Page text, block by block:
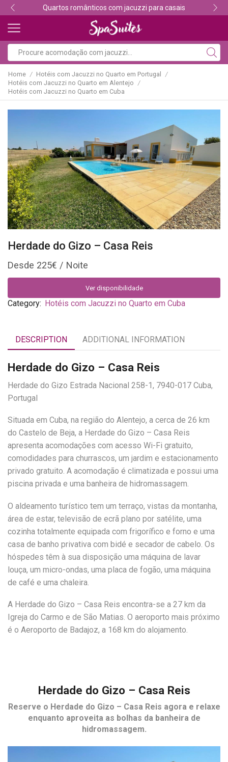
Quartos românticos com jacuzzi para casais
Home / Hotéis com Jacuzzi no Quarto em Portugal /
Hotéis com Jacuzzi no Quarto em Alentejo /
Hotéis com Jacuzzi no Quarto em Cuba
Herdade do Gizo – Casa Reis
225€
Ver disponibilidade
Category: Hotéis com Jacuzzi no Quarto em Cuba
DESCRIPTION ADDITIONAL INFORMATION
Herdade do Gizo – Casa Reis
Herdade do Gizo Estrada Nacional 258-1, 7940-017 Cuba,
Portugal
Situada em Cuba, na região do Alentejo, a cerca de 26 km
do Castelo de Beja, a Herdade do Gizo – Casa Reis
apresenta acomodações com acesso Wi-Fi gratuito,
comodidades para churrascos, um jardim e estacionamento
privado gratuito. A acomodação é climatizada e possui uma
piscina privada e uma banheira de hidromassagem.
O aldeamento turístico tem um terraço, vistas da montanha,
área de estar, televisão de ecrã plano por satélite, uma
cozinha totalmente equipada com frigorífico e forno e uma
casa de banho privativa com bidé e secador de cabelo. Os
hóspedes têm à sua disposição uma máquina de lavar
louça, um micro-ondas, uma placa de fogão, uma máquina
de café e uma chaleira.
A Herdade do Gizo – Casa Reis encontra-se a 27 km da
Igreja do Carmo e de São Matias. O aeroporto mais próximo
é o Aeroporto de Badajoz, a 168 km do alojamento.
Herdade do Gizo – Casa Reis
Reserve o Herdade do Gizo – Casa Reis agora e relaxe
enquanto aproveita as bolhas da banheira de
hidromassagem.